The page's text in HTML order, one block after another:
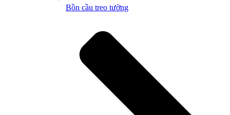
Bồn cầu treo tường